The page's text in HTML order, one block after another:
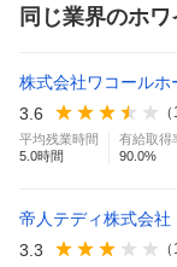
同じ業界のホ
株式会社ワコールホ
3.6
（
平均残業時間
5.0時間
有給取得
90.0%
帝人テディ株式会社
3.3
（